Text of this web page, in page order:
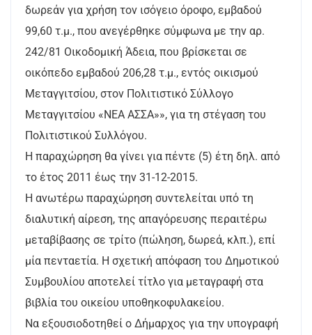
δωρεάν για χρήση τον ισόγειο όροφο, εμβαδού
99,60 τ.μ., που ανεγέρθηκε σύμφωνα με την αρ.
242/81 Οικοδομική Άδεια, που βρίσκεται σε
οικόπεδο εμβαδού 206,28 τ.μ., εντός οικισμού
Μεταγγιτσίου, στον Πολιτιστικό Σύλλογο
Μεταγγιτσίου «ΝΕΑ ΑΣΣΑ»», για τη στέγαση του
Πολιτιστικού Συλλόγου.
Η παραχώρηση θα γίνει για πέντε (5) έτη δηλ. από
το έτος 2011 έως την 31-12-2015.
Η ανωτέρω παραχώρηση συντελείται υπό τη
διαλυτική αίρεση, της απαγόρευσης περαιτέρω
μεταβίβασης σε τρίτο (πώληση, δωρεά, κλπ.), επί
μία πενταετία. Η σχετική απόφαση του Δημοτικού
Συμβουλίου αποτελεί τίτλο για μεταγραφή στα
βιβλία του οικείου υποθηκοφυλακείου.
Να εξουσιοδοτηθεί ο Δήμαρχος για την υπογραφή